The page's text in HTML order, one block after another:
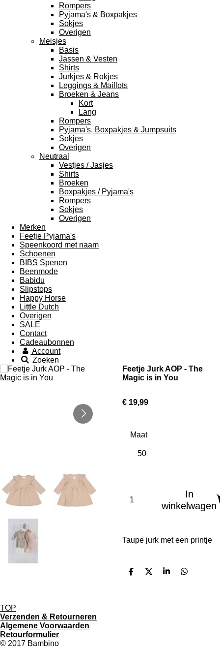
Rompers
Pyjama's & Boxpakjes
Sokjes
Overigen
Meisjes
Basis
Jassen & Vesten
Shirts
Jurkjes & Rokjes
Leggings & Maillots
Broeken & Jeans
Kort
Lang
Rompers
Pyjama's, Boxpakjes & Jumpsuits
Sokjes
Overigen
Neutraal
Vestjes / Jasjes
Shirts
Broeken
Boxpakjes / Pyjama's
Rompers
Sokjes
Overigen
Merken
Feetje Pyjama's
Speenkoord met naam
Schoenen
BIBS Spenen
Beenmode
Babidu
Slipstops
Happy Horse
Little Dutch
Overigen
SALE
Contact
Cadeaubonnen
Account
Zoeken
Feetje Jurk AOP - The
Magic is in You
€ 19,99
Maat
In
winkelwagen
Taupe jurk met een printje
D
D
S
D
TOP
Verzenden & Retourneren
Algemene Voorwaarden
Retourformulier
© 2017 Bambino